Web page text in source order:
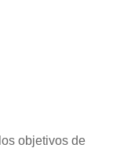
objetivos de